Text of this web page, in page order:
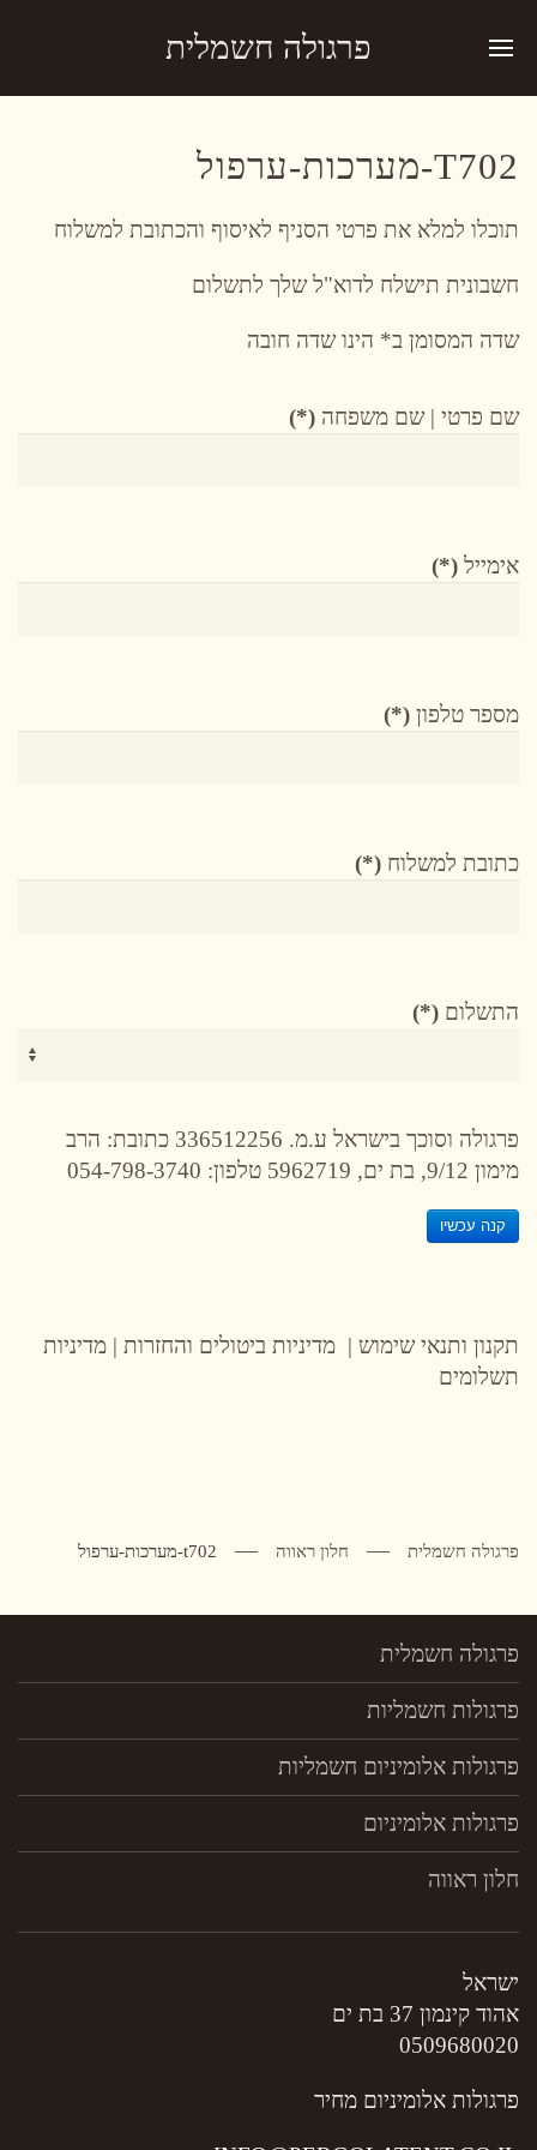
פרגולה חשמלית
T702-מערכות-ערפול
תוכלו למלא את פרטי הסניף לאיסוף והכתובת למשלוח
חשבונית תישלח לדוא"ל שלך לתשלום
שדה המסומן ב* הינו שדה חובה
שם פרטי | שם משפחה (*)
אימייל (*)
מספר טלפון (*)
כתובת למשלוח (*)
התשלום (*)
פרגולה וסוכך בישראל ע.מ. 336512256 כתובת: הרב
מימון 9/12, בת ים, 5962719 טלפון: 054-798-3740
קנה עכשיו
תקנון ותנאי שימוש | מדיניות ביטולים והחזרות | מדיניות
תשלומים
פרגולה חשמלית חלון ראווה t702-מערכות-ערפול
פרגולה חשמלית
פרגולות חשמליות
פרגולות אלומיניום חשמליות
פרגולות אלומיניום
חלון ראווה
ישראל
אהוד קינמון 37 בת ים
0509680020
פרגולות אלומיניום מחיר